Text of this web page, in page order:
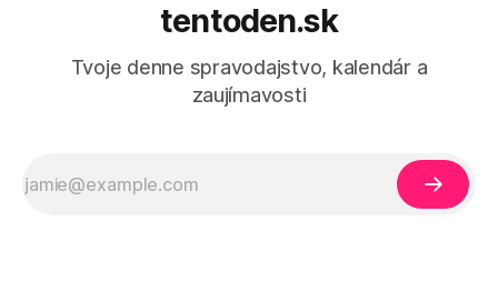
tentoden.sk
Tvoje denne spravodajstvo, kalendár a
zaujímavosti